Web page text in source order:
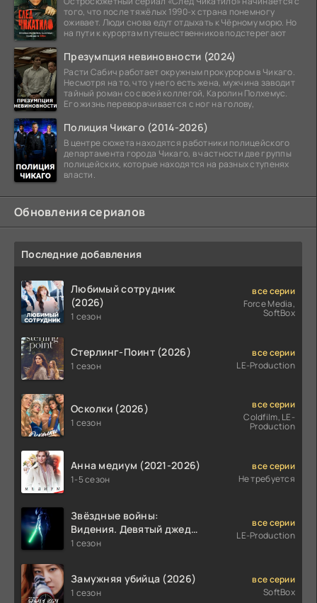
того, что после тяжёлых 1990-х страна понемногу
оживает. Люди снова едут отдыхать к Чёрному морю. Но
на пути к курортам путешественников подстерегают
Презумпция невиновности (2024)
Расти Сабич работает окружным прокурором в Чикаго.
Несмотря на то, что у него есть жена, мужчина заводит
тайный роман со своей коллегой, Каролин Полхемус.
Его жизнь переворачивается с ног на голову,
Полиция Чикаго (2014-2026)
В центре сюжета находятся работники полицейского
департамента города Чикаго, в частности две группы
полицейских, которые находятся на разных ступенях
власти.
Обновления сериалов
Последние добавления
Любимый сотрудник
(2026)
1 сезон
все серии
Force Media,
SoftBox
Стерлинг-Поинт (2026)
1 сезон
все серии
LE-Production
Осколки (2026)
1 сезон
все серии
Coldfilm, LE-
Production
Анна медиум (2021-2026)
1-5 сезон
все серии
Не требуется
Звёздные войны:
Видения. Девятый джедай
(2026)
1 сезон
все серии
LE-Production
Замужняя убийца (2026)
1 сезон
все серии
SoftBox